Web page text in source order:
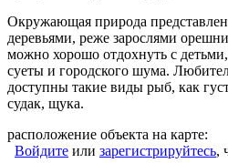
Окружающая природа
деревьями, реже зарослями
можно хорошо отдохнуть с
суеты и городского шума.
доступны такие виды рыб, как
судак, щука.
расположение объекта на карте:
Войдите или зарегистрируйтесь,